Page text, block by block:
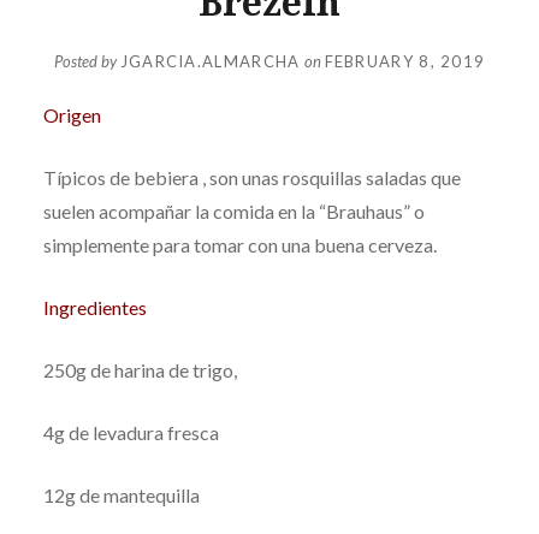
Posted by JGARCIA.ALMARCHA onFEBRUARY 8, 2019
Origen
Típicos de bebiera , son unas rosquillas saladas que
suelen acompañar la comida en la “Brauhaus” o
simplemente para tomar con una buena cerveza.
Ingredientes
250g de harina de trigo,
4g de levadura fresca
12g de mantequilla